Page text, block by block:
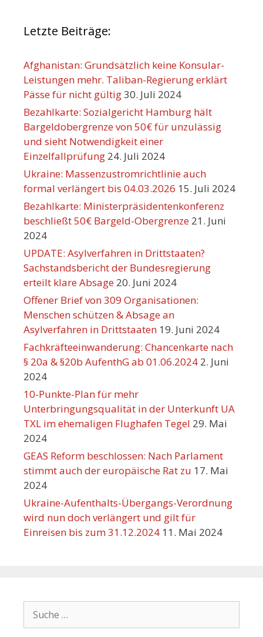
Letzte Beiträge:
Afghanistan: Grundsätzlich keine Konsular-
Leistungen mehr. Taliban-Regierung erklärt
Pässe für nicht gültig30. Juli 2024
Bezahlkarte: Sozialgericht Hamburg hält
Bargeldobergrenze von 50€ für unzulässig
und sieht Notwendigkeit einer
Einzelfallprüfung 24. Juli 2024
Ukraine: Massenzustromrichtlinie auch
formal verlängert bis 04.03.2026 15. Juli 2024
Bezahlkarte: Ministerpräsidentenkonferenz
beschließt 50€ Bargeld-Obergrenze 21. Juni
2024
UPDATE: Asylverfahren in Drittstaaten?
Sachstandsbericht der Bundesregierung
erteilt klare Absage 20. Juni 2024
Offener Brief von 309 Organisationen:
Menschen schützen & Absage an
Asylverfahren in Drittstaaten 19. Juni 2024
Fachkräfteeinwanderung: Chancenkarte nach
§ 20a & §20b AufenthG ab 01.06.2024 2. Juni
2024
10-Punkte-Plan für mehr
Unterbringungsqualität in der Unterkunft UA
TXL im ehemaligen Flughafen Tegel 29. Mai
2024
GEAS Reform beschlossen: Nach Parlament
stimmt auch der europäische Rat zu 17. Mai
2024
Ukraine-Aufenthalts-Übergangs-Verordnung
wird nun doch verlängert und gilt für
Einreisen bis zum 31.12.2024 11. Mai 2024